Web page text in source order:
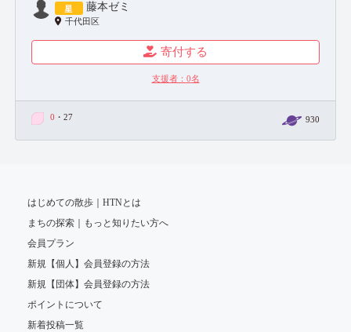
藤本ゼミ
千代田区
寄付する
支援者： 0名
0 ・27 930
はじめての散歩｜HTNとは
まちの探索｜もっと知りたい方へ
会員プラン
新規【個人】会員登録の方法
新規【団体】会員登録の方法
ポイントについて
新着投稿一覧